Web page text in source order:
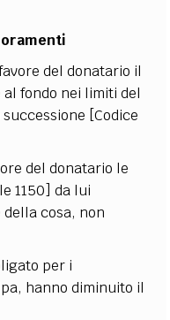
del donatario il
fondo nei limiti del
[Codice
del donatario le
1150] da lui
cosa, non
per i
hanno diminuito il